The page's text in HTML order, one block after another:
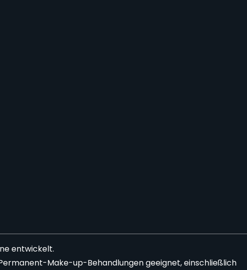
entwickelt.
Make-up-Behandlungen geeignet, einschließlich